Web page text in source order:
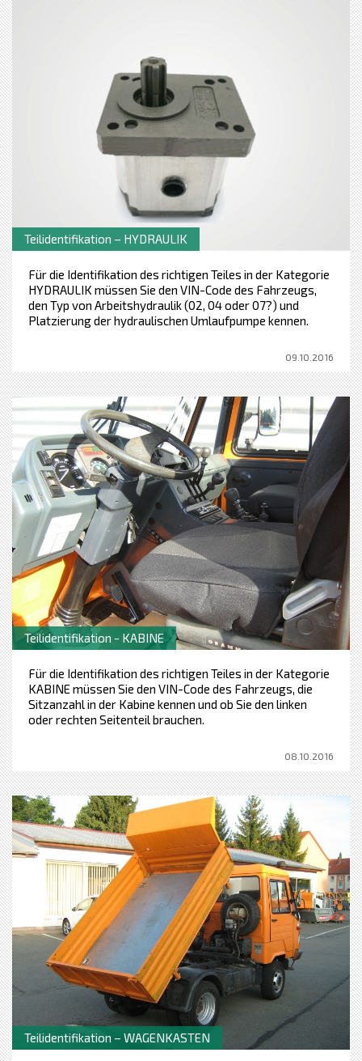
Teilidentifikation – HYDRAULIK
Für die Identifikation des richtigen Teiles in der Kategorie
HYDRAULIK müssen Sie den VIN-Code des Fahrzeugs,
den Typ von Arbeitshydraulik (02, 04 oder 07?) und
Platzierung der hydraulischen Umlaufpumpe kennen.
09.10.2016
Teilidentifikation - KABINE
Für die Identifikation des richtigen Teiles in der Kategorie
KABINE müssen Sie den VIN-Code des Fahrzeugs, die
Sitzanzahl in der Kabine kennen und ob Sie den linken
oder rechten Seitenteil brauchen.
08.10.2016
Teilidentifikation – WAGENKASTEN